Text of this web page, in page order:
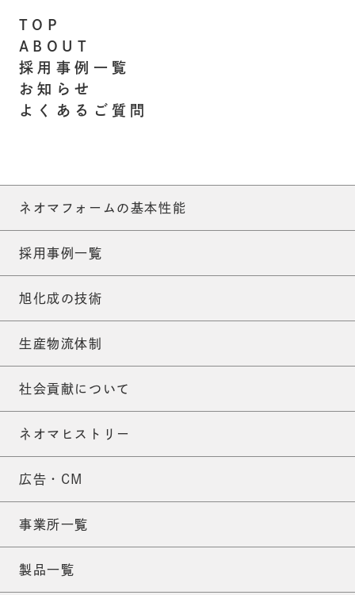
TOP
ABOUT
採用事例一覧
お知らせ
よくあるご質問
ネオマフォームの基本性能
採用事例一覧
旭化成の技術
生産物流体制
社会貢献について
ネオマヒストリー
広告・CM
事業所一覧
製品一覧